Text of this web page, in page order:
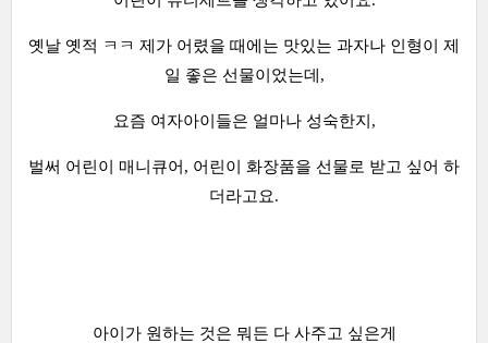
옛날 옛적 ㅋㅋ 제가 어렸을 때에는 맛있는 과자나 인형이 제
일 좋은 선물이었는데,
요즘 여자아이들은 얼마나 성숙한지,
벌써 어린이 매니큐어, 어린이 화장품을 선물로 받고 싶어 하
더라고요.
아이가 원하는 것은 뭐든 다 사주고 싶은게